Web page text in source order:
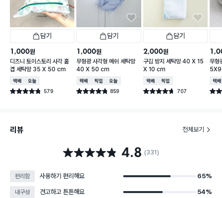
담기
1,000원
디즈니 토이스토리 사각 홑
겹 세탁망 35 X 50 cm
택배배송오늘배송
별점 4.8점 579
건 작성
담기
1,000원
무형광 사각형 메쉬 세탁망
40 X 50 cm
택배배송매장픽업오늘배송
별점 4.8점 859
건 작성
담기
2,000원
구김 방지 세탁망 40 X 15
X 10 cm
택배배송매장픽업
별점 4.7점 707
건 작성
무형
택배
별점
리뷰 전체보기
별점 4.8점 4.8 (331)
편리함 사용하기 편리해요 65%
내구성 견고하고 튼튼해요 54%